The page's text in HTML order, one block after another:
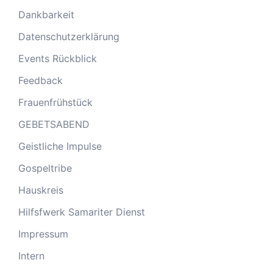
Dankbarkeit
Datenschutzerklärung
Events Rückblick
Feedback
Frauenfrühstück
GEBETSABEND
Geistliche Impulse
Gospeltribe
Hauskreis
Hilfsfwerk Samariter Dienst
Impressum
Intern